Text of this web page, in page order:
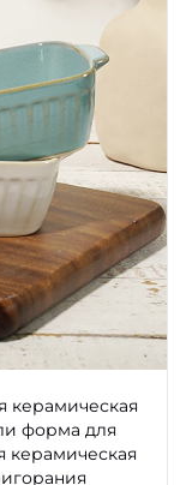
керамическая
форма для
керамическая